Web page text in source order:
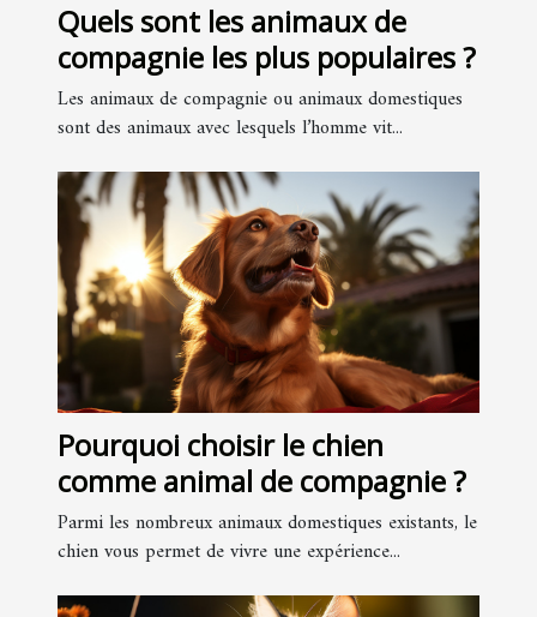
Quels sont les animaux de
compagnie les plus populaires ?
Les animaux de compagnie ou animaux domestiques
sont des animaux avec lesquels l’homme vit...
Pourquoi choisir le chien
comme animal de compagnie ?
Parmi les nombreux animaux domestiques existants, le
chien vous permet de vivre une expérience...